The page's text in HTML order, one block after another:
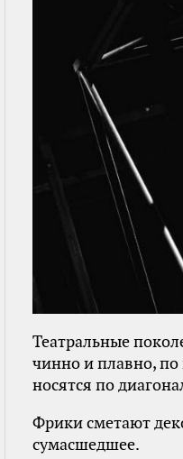
Театральные
чинно и плавно,
носятся по
Фрики сметают
сумасшедшее.